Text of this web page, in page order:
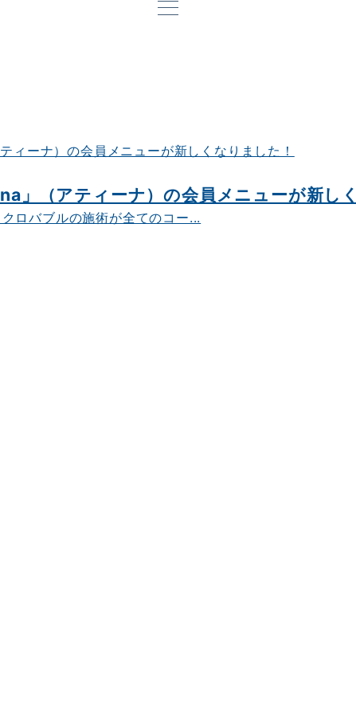
」（アティーナ）の会員メニューが新し
ロバブルの施術が全てのコー...